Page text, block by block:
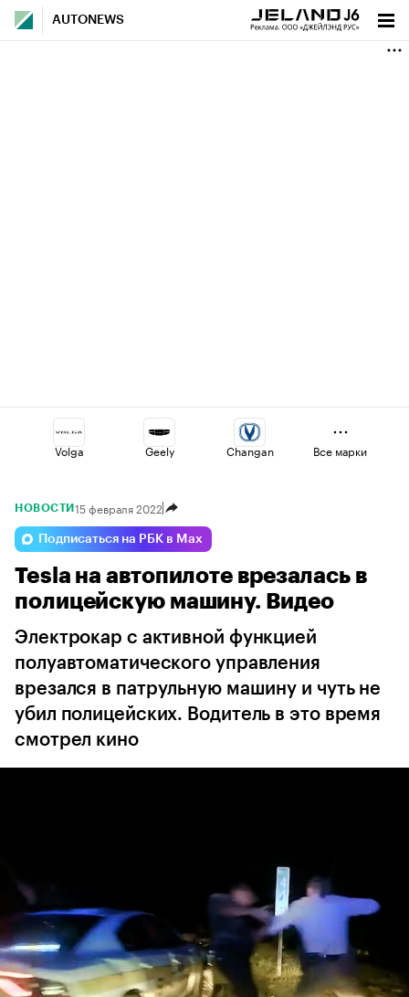
AUTONEWS
Volga Geely Changan
Jaecoo Voyah
Esteo Omoda Haval
Все марки
НОВОСТИ 15 февраля 2022
Подписаться на РБК в Max
Tesla на автопилоте врезалась в
полицейскую машину. Видео
Электрокар с активной функцией
полуавтоматического управления
врезался в патрульную машину и чуть не
убил полицейских. Водитель в это время
смотрел кино